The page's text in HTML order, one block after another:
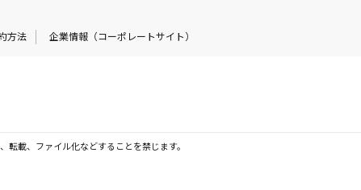
方法 企業情報（コーポレートサイト）
載、ファイル化などすることを禁じます。